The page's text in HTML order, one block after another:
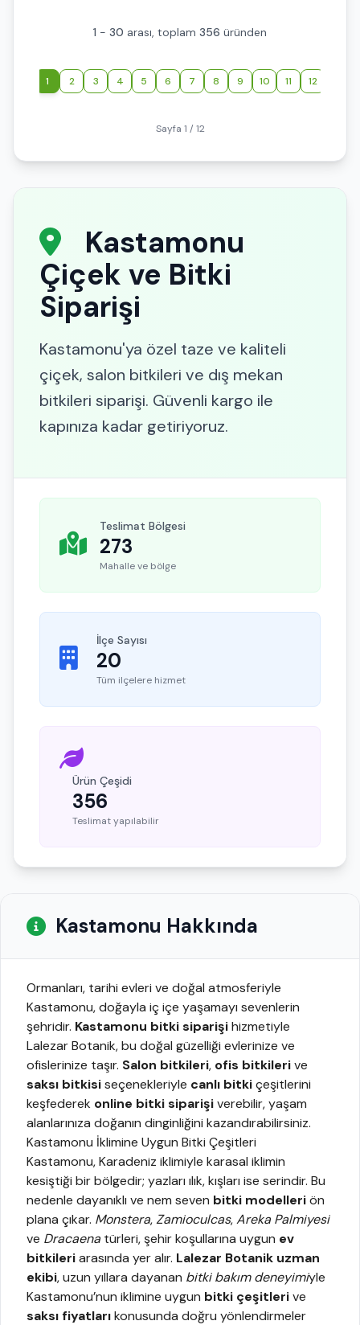
1 - 30 arası, toplam 356 üründen
1 2 3 4 5 6 7 8 9 10 11 12
Sayfa 1 / 12
Kastamonu
Çiçek ve Bitki
Siparişi
Kastamonu'ya özel taze ve kaliteli
çiçek, salon bitkileri ve dış mekan
bitkileri siparişi. Güvenli kargo ile
kapınıza kadar getiriyoruz.
Teslimat Bölgesi
273
Mahalle ve bölge
İlçe Sayısı
20
Tüm ilçelere hizmet
Ürün Çeşidi
356
Teslimat yapılabilir
Kastamonu Hakkında
Ormanları, tarihi evleri ve doğal atmosferiyle
Kastamonu, doğayla iç içe yaşamayı sevenlerin
şehridir. Kastamonu bitki siparişihizmetiyle
Lalezar Botanik, bu doğal güzelliği evlerinize ve
ofislerinize taşır. Salon bitkileri, ofis bitkilerive
saksı bitkisiseçenekleriyle canlı bitkiçeşitlerini
keşfederek online bitki siparişiverebilir, yaşam
alanlarınıza doğanın dinginliğini kazandırabilirsiniz.
Kastamonu İklimine Uygun Bitki Çeşitleri
Kastamonu, Karadeniz iklimiyle karasal iklimin
kesiştiği bir bölgedir; yazları ılık, kışları ise serindir. Bu
nedenle dayanıklı ve nem seven bitki modelleriön
plana çıkar. Monstera,Zamioculcas,Areka Palmiyesi
ve Dracaena türleri, şehir koşullarına uygun ev
bitkileriarasında yer alır. Lalezar Botanik uzman
ekibi, uzun yıllara dayanan bitki bakım deneyimiyle
Kastamonu’nun iklimine uygun bitki çeşitlerive
saksı fiyatlarıkonusunda doğru yönlendirmeler